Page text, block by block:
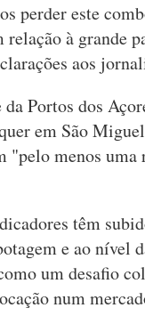
perder este
relação à grande
aos
Portos dos
em São
"pelo menos
têm
e ao nível
um desafio
num